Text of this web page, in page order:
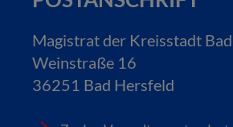
Magistrat der Kreisstadt
Weinstraße 16
36251 Bad Hersfeld